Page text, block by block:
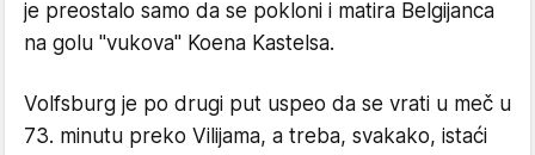
je preostalo samo da se pokloni i matira Belgijanca
na golu ''vukova'' Koena Kastelsa.
Volfsburg je po drugi put uspeo da se vrati u meč u
73. minutu preko Vilijama, a treba, svakako, istaći